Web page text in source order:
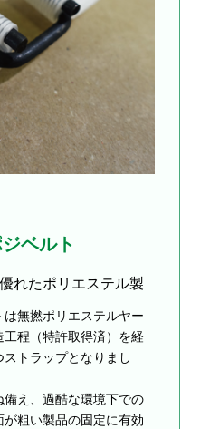
ベルト
れたポリエステル製
無撚ポリエステルヤー
程（特許取得済）を経
トラップとなりまし
え、過酷な環境下での
粗い製品の固定に有効